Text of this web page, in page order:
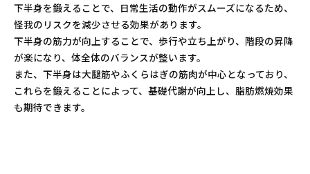
下半身を鍛えることで、日常生活の動作がスムーズになるため、
怪我のリスクを減少させる効果があります。
下半身の筋力が向上することで、歩行や立ち上がり、階段の昇降
が楽になり、体全体のバランスが整います。
また、下半身は大腿筋やふくらはぎの筋肉が中心となっており、
これらを鍛えることによって、基礎代謝が向上し、脂肪燃焼効果
も期待できます。